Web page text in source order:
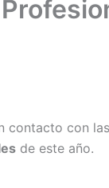
contacto con las
de este año.